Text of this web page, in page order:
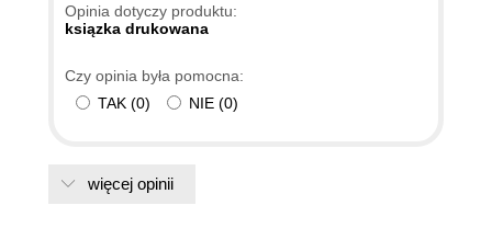
Opinia dotyczy produktu:
ksiązka drukowana
Czy opinia była pomocna:
TAK (0) NIE (0)
więcej opinii